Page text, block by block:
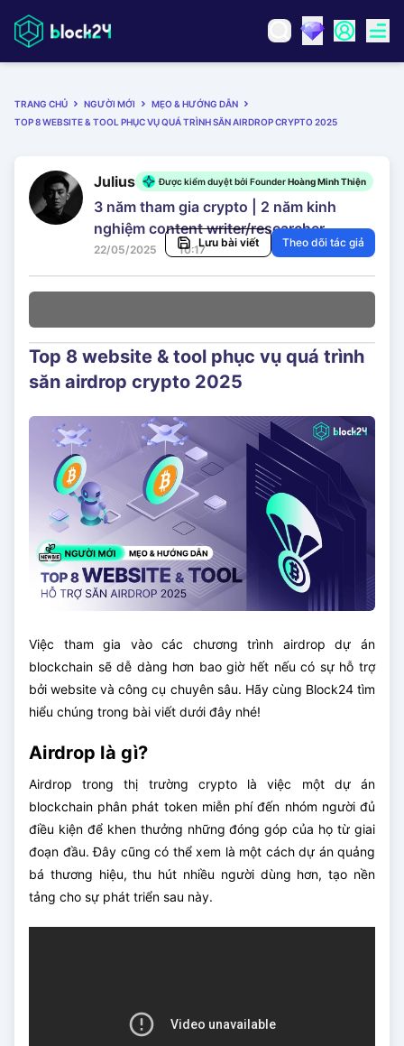
TRANG CHỦ NGƯỜI MỚI
MẸO & HƯỚNG DẪN
TOP 8 WEBSITE & TOOL PHỤC VỤ QUÁ TRÌNH SĂN AIRDROP CRYPTO 2025
Julius Được kiểm duyệt bởi FounderHoàng Minh Thiện
3 năm tham gia crypto | 2 năm kinh
nghiệm content writer/researcher
22/05/2025 10:17
Lưu bài viết Theo dõi tác giả
Top 8 website & tool phục vụ quá trình
săn airdrop crypto 2025
Việc tham gia vào các chương trình airdrop dự án
blockchain sẽ dễ dàng hơn bao giờ hết nếu có sự hỗ trợ
bởi website và công cụ chuyên sâu. Hãy cùng Block24 tìm
hiểu chúng trong bài viết dưới đây nhé!
Airdrop là gì?
Airdrop trong thị trường crypto là việc một dự án
blockchain phân phát token miễn phí đến nhóm người đủ
điều kiện để khen thưởng những đóng góp của họ từ giai
đoạn đầu. Đây cũng có thể xem là một cách dự án quảng
bá thương hiệu, thu hút nhiều người dùng hơn, tạo nền
tảng cho sự phát triển sau này.